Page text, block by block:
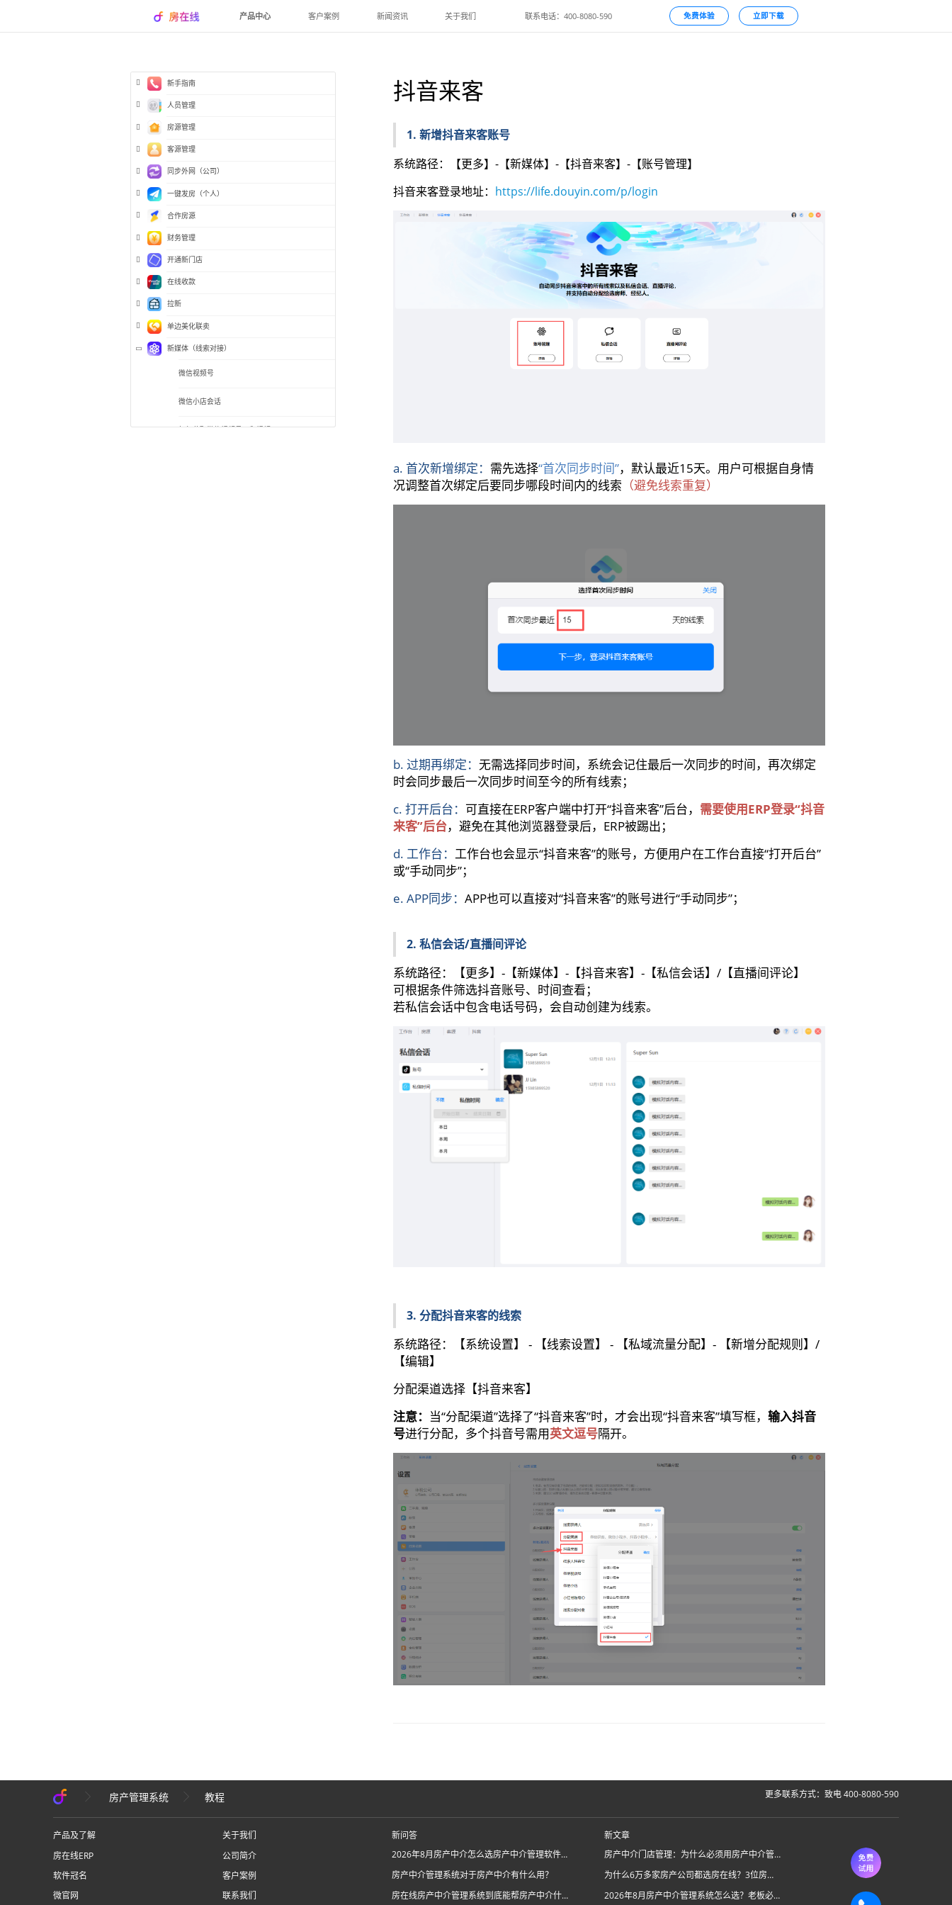
产品中心 客户案例 新闻资讯 关于我们 联系电话：400-8080-590 免费体验 立即下载
新手指南
人员管理
房源管理
客源管理
同步外网（公司）
一键发房（个人）
合作房源
财务管理
开通新门店
在线收款
拉新
单边美化联卖
新媒体（线索对接）
微信视频号
微信小店会话
如何获取微信视频号ID和视频ID
抖音来客
1. 新增抖音来客账号
系统路径：【更多】-【新媒体】-【抖音来客】-【账号管理】
抖音来客登录地址： https://life.douyin.com/p/login
a. 首次新增绑定： 需先选择“首次同步时间”，默认最近15天。用户可根据自身情
况调整首次绑定后要同步哪段时间内的线索 （避免线索重复）
b. 过期再绑定： 无需选择同步时间，系统会记住最后一次同步的时间，再次绑定
时会同步最后一次同步时间至今的所有线索；
c. 打开后台： 可直接在ERP客户端中打开“抖音来客”后台， 需要使用ERP登录“抖音
来客”后台，避免在其他浏览器登录后，ERP被踢出；
d. 工作台： 工作台也会显示“抖音来客”的账号，方便用户在工作台直接“打开后台”
或“手动同步”；
e. APP同步： APP也可以直接对“抖音来客”的账号进行“手动同步”；
2. 私信会话/直播间评论
系统路径：【更多】-【新媒体】-【抖音来客】-【私信会话】/【直播间评论】
可根据条件筛选抖音账号、时间查看；
若私信会话中包含电话号码，会自动创建为线索。
3. 分配抖音来客的线索
系统路径：【系统设置】 - 【线索设置】 - 【私域流量分配】- 【新增分配规则】/
【编辑】
分配渠道选择【抖音来客】
注意： 当“分配渠道”选择了“抖音来客”时，才会出现“抖音来客”填写框， 输入抖音
号进行分配，多个抖音号需用英文逗号隔开。
房产管理系统 教程 更多联系方式：致电 400-8080-590
产品及了解
房在线ERP
软件冠名
微官网
关于我们
公司简介
客户案例
联系我们
新问答
2026年8月房产中介怎么选房产中介管理软件系统？
房产中介管理系统对于房产中介有什么用？
房在线房产中介管理系统到底能帮房产中介什么忙？
新文章
房产中介门店管理：为什么必须用房产中介管理系统？
为什么6万多家房产公司都选房在线？3位房产中介老板的真实心声
2026年8月房产中介管理系统怎么选？老板必看的“避坑六步法”